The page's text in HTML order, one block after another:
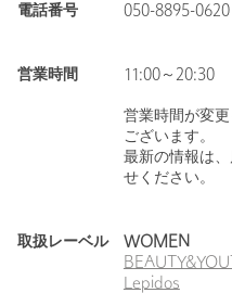
電話番号 050-8895-0620
営業時間 11:00～20:30
営業時間が変
ございます。
最新の情報は
せください。
取扱レーベル
WOMEN
Lepidos